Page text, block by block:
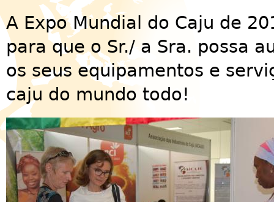
A Expo Mundial do Caju de
para que o Sr./ a Sra. possa
os seus equipamentos e
caju do mundo todo!